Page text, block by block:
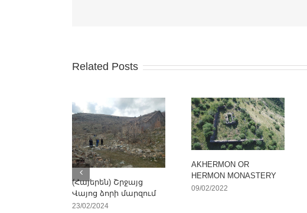
Related Posts
(Հայերեն) Շրջայց
Վայոց ձորի մարզում
23/02/2024
AKHERMON OR
HERMON MONASTERY
09/02/2022